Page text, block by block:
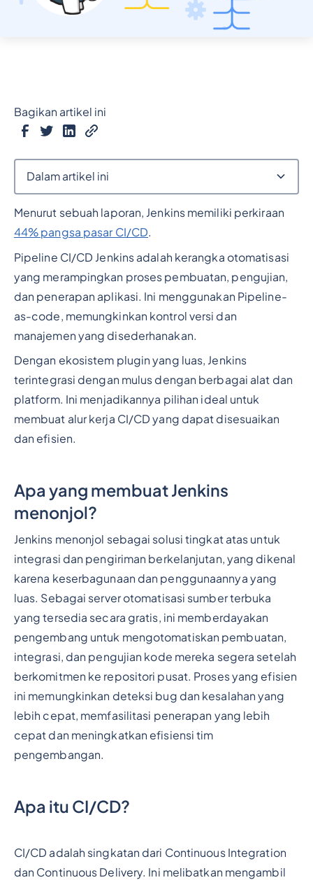
Menurut sebuah laporan, Jenkins memiliki perkiraan
44% pangsa pasar CI/CD.
Pipeline CI/CD Jenkins adalah kerangka otomatisasi
yang merampingkan proses pembuatan, pengujian,
dan penerapan aplikasi. Ini menggunakan Pipeline-
as-code, memungkinkan kontrol versi dan
manajemen yang disederhanakan.
Dengan ekosistem plugin yang luas, Jenkins
terintegrasi dengan mulus dengan berbagai alat dan
platform. Ini menjadikannya pilihan ideal untuk
membuat alur kerja CI/CD yang dapat disesuaikan
dan efisien.
Apa yang membuat Jenkins
menonjol?
Jenkins menonjol sebagai solusi tingkat atas untuk
integrasi dan pengiriman berkelanjutan, yang dikenal
karena keserbagunaan dan penggunaannya yang
luas. Sebagai server otomatisasi sumber terbuka
yang tersedia secara gratis, ini memberdayakan
pengembang untuk mengotomatiskan pembuatan,
integrasi, dan pengujian kode mereka segera setelah
berkomitmen ke repositori pusat. Proses yang efisien
ini memungkinkan deteksi bug dan kesalahan yang
lebih cepat, memfasilitasi penerapan yang lebih
cepat dan meningkatkan efisiensi tim
pengembangan.
Apa itu CI/CD?
CI/CD adalah singkatan dari Continuous Integration
dan Continuous Delivery. Ini melibatkan mengambil
Bagikan artikel ini
Dalam artikel ini
Judul 2